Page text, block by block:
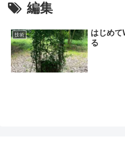
編集
技術
はじめ
る